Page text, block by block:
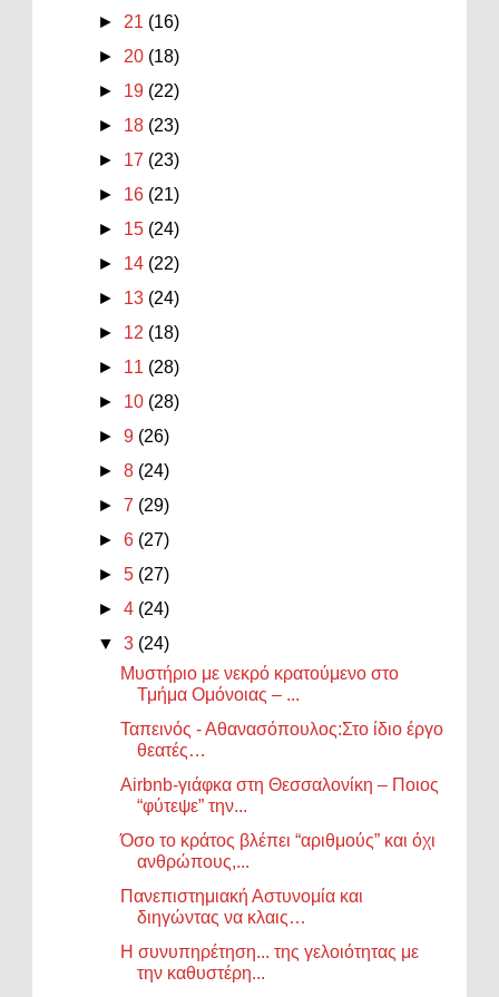
► 21 (16)
► 20 (18)
► 19 (22)
► 18 (23)
► 17 (23)
► 16 (21)
► 15 (24)
► 14 (22)
► 13 (24)
► 12 (18)
► 11 (28)
► 10 (28)
►9 (26)
►8 (24)
►7 (29)
►6 (27)
►5 (27)
►4 (24)
▼3 (24)
Μυστήριο με νεκρό κρατούμενο στο
Τμήμα Ομόνοιας – ...
Ταπεινός - Αθανασόπουλος:Στο ίδιο έργο
θεατές…
Airbnb-γιάφκα στη Θεσσαλονίκη – Ποιος
“φύτεψε” την...
Όσο το κράτος βλέπει “αριθμούς” και όχι
ανθρώπους,...
Πανεπιστημιακή Αστυνομία και
διηγώντας να κλαις…
Η συνυπηρέτηση... της γελοιότητας με
την καθυστέρη...